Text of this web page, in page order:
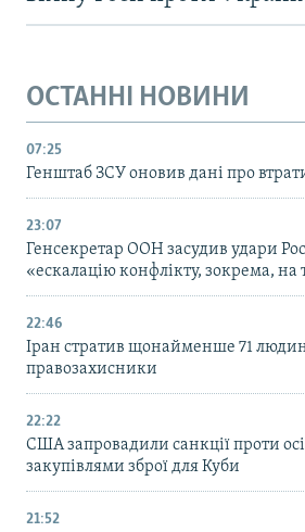
ОСТАННІ НОВИНИ
07:25
Генштаб ЗСУ оновив дані про
23:07
Генсекретар ООН засудив удари
«ескалацію конфлікту, зокрема, на
22:46
Іран стратив щонайменше 71
правозахисники
22:22
США запровадили санкції проти
закупівлями зброї для Куби
21:52